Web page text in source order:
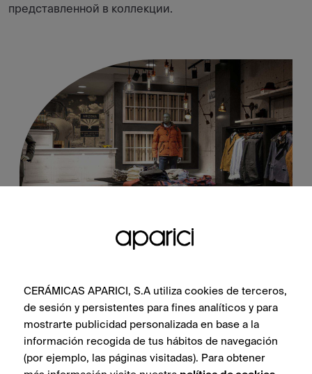
представленной в коллекции.
ПОСМОТРЕТЬ КОЛЛЕКЦИЮ
CERÁMICAS APARICI, S.A utiliza cookies de terceros,
de sesión y persistentes para fines analíticos y para
mostrarte publicidad personalizada en base a la
información recogida de tus hábitos de navegación
(por ejemplo, las páginas visitadas). Para obtener